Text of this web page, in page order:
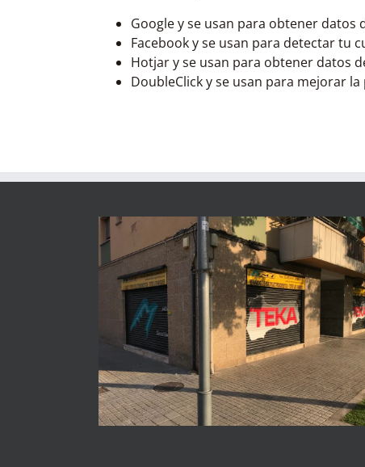
Google y se usan para obtener datos
Facebook y se usan para detectar tu
Hotjar y se usan para obtener datos
DoubleClick y se usan para mejorar